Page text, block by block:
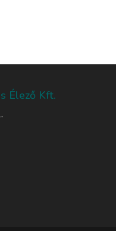
Élező Kft.